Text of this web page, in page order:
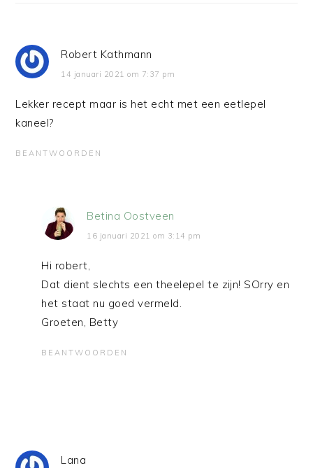
Robert Kathmann
14 januari 2021 om 7:37 pm
Lekker recept maar is het echt met een eetlepel
kaneel?
BEANTWOORDEN
Betina Oostveen
16 januari 2021 om 3:14 pm
Hi robert,
Dat dient slechts een theelepel te zijn! SOrry en
het staat nu goed vermeld.
Groeten, Betty
BEANTWOORDEN
Lana